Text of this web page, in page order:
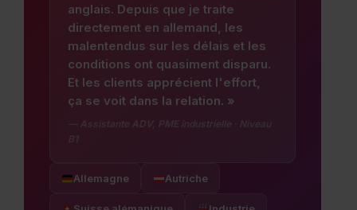
anglais. Depuis que je traite
directement en allemand, les
malentendus sur les délais et les
conditions ont quasiment disparu.
Et les clients apprécient l'effort,
ça se voit dans la relation. »
— Assistante ADV, PME industrielle · Niveau
B1
Allemagne Autriche